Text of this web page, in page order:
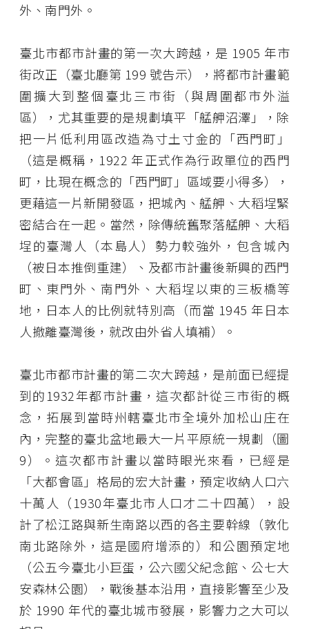
外、南門外。
臺北市都市計畫的第一次大跨越，是 1905 年市
街改正（臺北廳第 199 號告示），將都市計畫範
圍擴大到整個臺北三市街（與周圍都市外溢
區），尤其重要的是規劃填平「艋舺沼澤」，除
把一片低利用區改造為寸土寸金的「西門町」
（這是概稱，1922 年正式作為行政單位的西門
町，比現在概念的「西門町」區域要小得多），
更藉這一片新開發區，把城內、艋舺、大稻埕緊
密結合在一起。當然，除傳統舊聚落艋舺、大稻
埕的臺灣人（本島人）勢力較強外，包含城內
（被日本推倒重建）、及都市計畫後新興的西門
町、東門外、南門外、大稻埕以東的三板橋等
地，日本人的比例就特別高（而當 1945 年日本
人撤離臺灣後，就改由外省人填補）。
臺北市都市計畫的第二次大跨越，是前面已經提
到的1932年都市計畫，這次都計從三市街的概
念，拓展到當時州轄臺北市全境外加松山庄在
內，完整的臺北盆地最大一片平原統一規劃（圖
9）。這次都市計畫以當時眼光來看，已經是
「大都會區」格局的宏大計畫，預定收納人口六
十萬人（1930年臺北市人口才二十四萬），設
計了松江路與新生南路以西的各主要幹線（敦化
南北路除外，這是國府增添的）和公園預定地
（公五今臺北小巨蛋，公六國父紀念館、公七大
安森林公園），戰後基本沿用，直接影響至少及
於 1990 年代的臺北城市發展，影響力之大可以